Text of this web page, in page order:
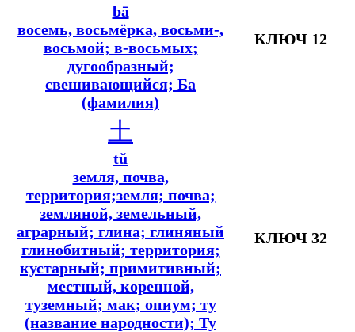
bā
восемь, восьмёрка, восьми-,
восьмой; в-восьмых;
дугообразный;
свешивающийся; Ба
(фамилия)
КЛЮЧ 12
土
tǔ
земля, почва,
территория;земля; почва;
земляной, земельный,
аграрный; глина; глиняный
глинобитный; территория;
кустарный; примитивный;
местный, коренной,
туземный; мак; опиум; ту
(название народности); Ту
КЛЮЧ 32